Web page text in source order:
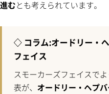
進むとも考えられています。
◇ コラム:オードリー・
フェイス
スモーカーズフェイスで
表が、 オードリー・ヘプ